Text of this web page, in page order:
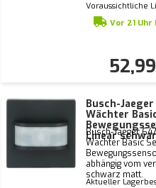
Voraussichtliche
Vor 21
52,99
Busch-
Wächter
Linear
Busch-Jaeger
Wächter Basic
abhängig vom
schwarz matt.
Aktueller